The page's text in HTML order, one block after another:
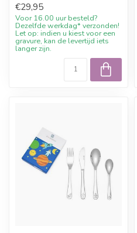
d...
€29,95
Voor 16.00 uur besteld?
Dezelfde werkdag* verzonden!
Let op: indien u kiest voor een
gravure, kan de levertijd iets
langer zijn.